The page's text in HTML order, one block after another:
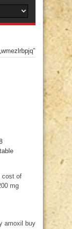
cost of
mg
amoxil
buy